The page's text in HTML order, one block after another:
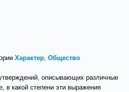
Характер, Общество
описывающих различные
в какой степени эти выражения